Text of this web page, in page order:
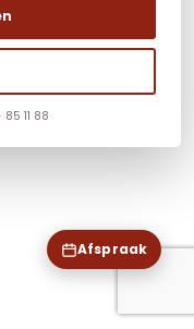
Afspraak
11 88